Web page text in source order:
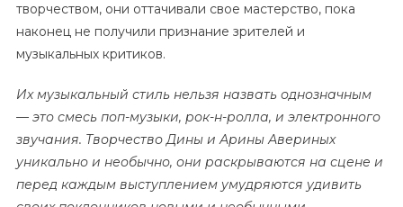
творчеством, они оттачивали свое мастерство, пока
наконец не получили признание зрителей и
музыкальных критиков.
Их музыкальный стиль нельзя назвать однозначным
— это смесь поп-музыки, рок-н-ролла, и электронного
звучания. Творчество Дины и Арины Авериных
уникально и необычно, они раскрываются на сцене и
перед каждым выступлением умудряются удивить